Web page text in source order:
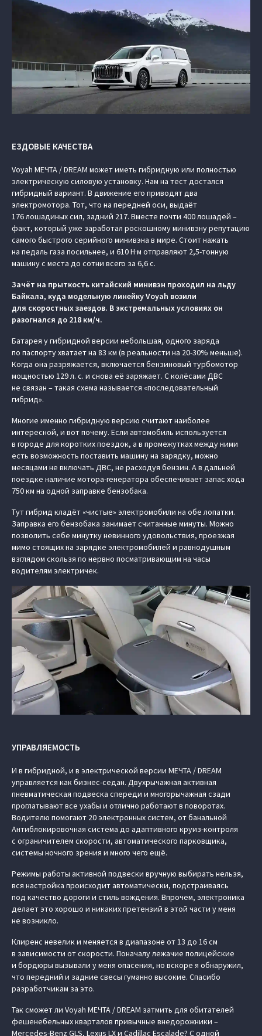
ЕЗДОВЫЕ КАЧЕСТВА
Voyah МЕЧТА / DREAM может иметь гибридную или полностью
электрическую силовую установку. Нам на тест достался
гибридный вариант. В движение его приводят два
электромотора. Тот, что на передней оси, выдаёт
176 лошадиных сил, задний 217. Вместе почти 400 лошадей –
факт, который уже заработал роскошному минивэну репутацию
самого быстрого серийного минивэна в мире. Стоит нажать
на педаль газа посильнее, и 610 Н·м отправляют 2,5-тонную
машину с места до сотни всего за 6,6 с.
Зачёт на прыткость китайский минивэн проходил на льду
Байкала, куда модельную линейку Voyah возили
для скоростных заездов. В экстремальных условиях он
разогнался до 218 км/ч.
Батарея у гибридной версии небольшая, одного заряда
по паспорту хватает на 83 км (в реальности на 20-30% меньше).
Когда она разряжается, включается бензиновый турбомотор
мощностью 129 л. с. и снова её заряжает. С колёсами ДВС
не связан – такая схема называется «последовательный
гибрид».
Многие именно гибридную версию считают наиболее
интересной, и вот почему. Если автомобиль используется
в городе для коротких поездок, а в промежутках между ними
есть возможность поставить машину на зарядку, можно
месяцами не включать ДВС, не расходуя бензин. А в дальней
поездке наличие мотора-генератора обеспечивает запас хода
750 км на одной заправке бензобака.
Тут гибрид кладёт «чистые» электромобили на обе лопатки.
Заправка его бензобака занимает считанные минуты. Можно
позволить себе минутку невинного удовольствия, проезжая
мимо стоящих на зарядке электромобилей и равнодушным
взглядом скользя по нервно посматривающим на часы
водителям электричек.
УПРАВЛЯЕМОСТЬ
И в гибридной, и в электрической версии МЕЧТА / DREAM
управляется как бизнес-седан. Двухрычажная активная
пневматическая подвеска спереди и многорычажная сзади
проглатывают все ухабы и отлично работают в поворотах.
Водителю помогают 20 электронных систем, от банальной
Антиблокировочная система до адаптивного круиз-контроля
с ограничителем скорости, автоматического парковщика,
системы ночного зрения и много чего ещё.
Режимы работы активной подвески вручную выбирать нельзя,
вся настройка происходит автоматически, подстраиваясь
под качество дороги и стиль вождения. Впрочем, электроника
делает это хорошо и никаких претензий в этой части у меня
не возникло.
Клиренс невелик и меняется в диапазоне от 13 до 16 см
в зависимости от скорости. Поначалу лежачие полицейские
и бордюры вызывали у меня опасения, но вскоре я обнаружил,
что передний и задние свесы гуманно высокие. Спасибо
разработчикам за это.
Так сможет ли Voyah МЕЧТА / DREAM затмить для обитателей
фешенебельных кварталов привычные внедорожники –
Mercedes-Benz GLS, Lexus LX и Cadillac Escalade? С одной